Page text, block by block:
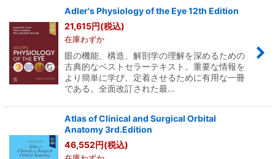
Adler's Physiology of the Eye 12th Edition
21,615円(税込)
在庫わずか
眼の機能、構造、解剖学の理解を深めるための
古典的なベストセラーテキスト。重要な情報を
より簡単に学び、定着させるために有用な一冊
である。全面改訂された最…
Atlas of Clinical and Surgical Orbital
Anatomy 3rd.Edition
46,552円(税込)